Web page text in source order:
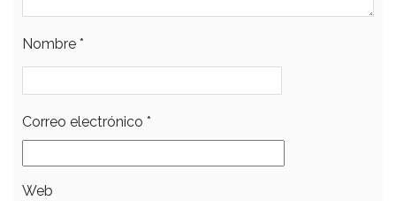
Nombre *
Correo electrónico *
Web